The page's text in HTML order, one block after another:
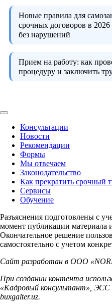
Новые правила для
срочных договоров в 2026
без нарушений
Прием на работу: как
процедуру и заключить
Консультации
Новости
Рекомендации
Формы
Мы отвечаем
Законодательство
Как прекратить срочный
Сервисы
Обучение
Разъяснения подготовлены с
момент публикации материала
Окончательное решение
самостоятельно с учетом
Сайт разработан в ООО
При создании контента
«Кадровый консультант», ЭСС
buxgalter.uz.